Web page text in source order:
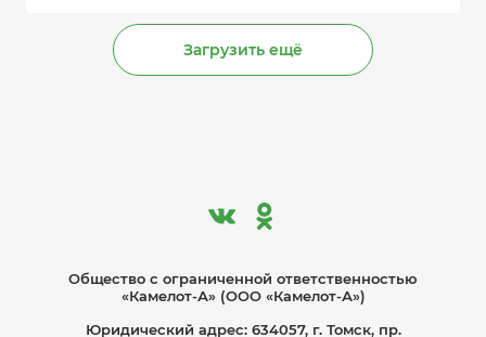
Загрузить ещё
Общество с ограниче­нной ответственностью
«Камелот-А» (ООО «Камелот-А»)
Юридический адрес: 634057, г. Томск, пр.